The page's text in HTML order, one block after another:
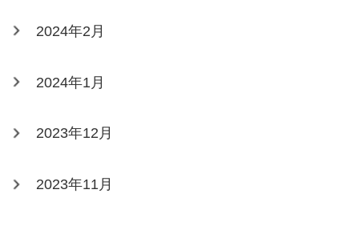
2024年2月
2024年1月
2023年12月
2023年11月